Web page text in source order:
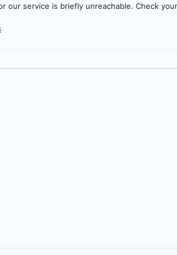
our service is briefly unreachable. Check